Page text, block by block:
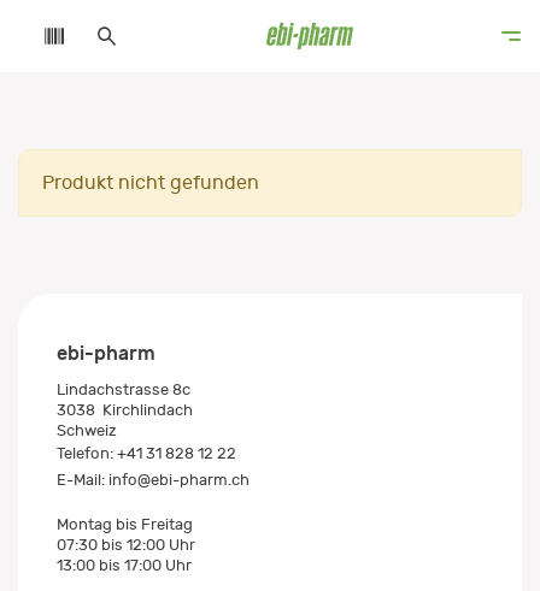
Produkt nicht gefunden
ebi-pharm
Lindachstrasse 8c
3038 Kirchlindach
Schweiz
Telefon: +41 31 828 12 22
E-Mail: info@ebi-pharm.ch
Montag bis Freitag
07:30 bis 12:00 Uhr
13:00 bis 17:00 Uhr